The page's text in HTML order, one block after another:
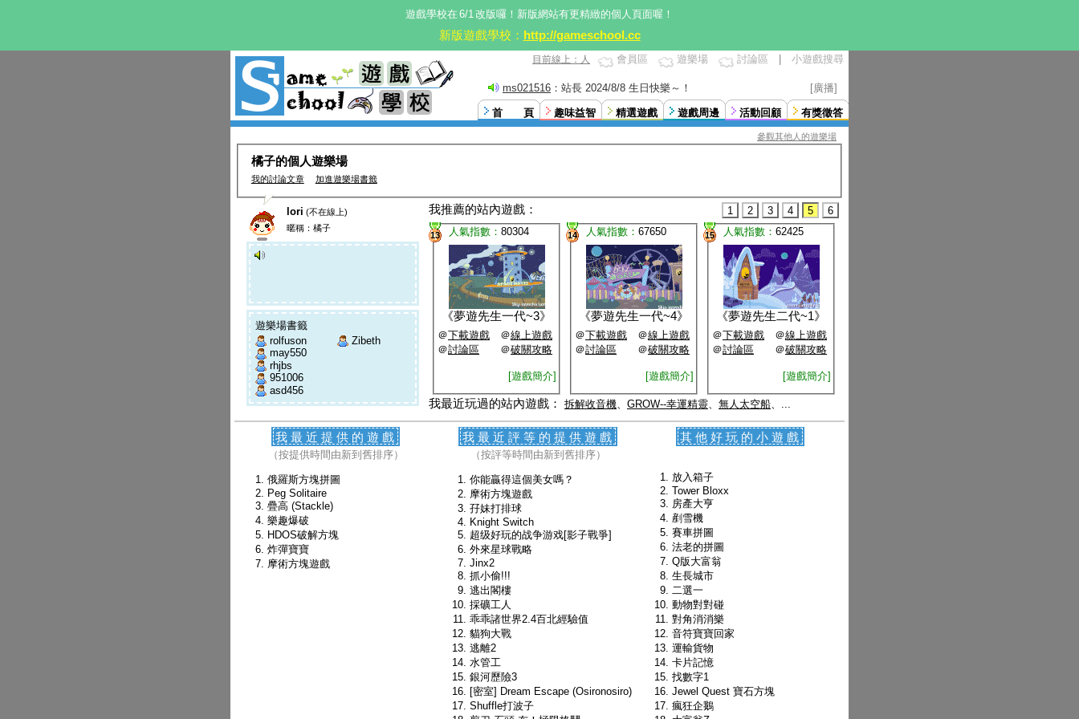
遊戲學校在 6/1改版囉！新版網站有更精緻的個人頁面喔！
新版遊戲學校： http://gameschool.cc
目前線上：人 會員區 遊樂場 討論區 小遊戲搜尋
ms021516 ：站長 2024/8/8 生日快樂～！ [廣播]
首 頁 趣味益智 精選遊戲 遊戲周邊 活動回顧 有獎徵答
參觀其他人的遊樂場
橘子的個人遊樂場
我的討論文章 加進遊樂場書籤
lori (不在線上)
暱稱：橘子
遊樂場書籤
rolfuson
may550
rhjbs
951006
asd456
Zibeth
我推薦的站內遊戲： 1 2 3 4 5 6
13 人氣指數： 80304
《夢遊先生一代~3》
＠下載遊戲 ＠線上遊戲
＠討論區 ＠破關攻略
[遊戲簡介]
14 人氣指數： 67650
《夢遊先生一代~4》
＠下載遊戲 ＠線上遊戲
＠討論區 ＠破關攻略
[遊戲簡介]
15 人氣指數： 62425
《夢遊先生二代~1》
＠下載遊戲 ＠線上遊戲
＠討論區 ＠破關攻略
[遊戲簡介]
我最近玩過的站內遊戲： 拆解收音機 GROW--幸運精靈 無人太空船
我最近提供的遊戲
（按提供時間由新到舊排序）
俄羅斯方塊拼圖
Peg Solitaire
疊高 (Stackle)
樂趣爆破
HDOS破解方塊
炸彈寶寶
摩術方塊遊戲
我最近評等的提供遊戲
（按評等時間由新到舊排序）
你能贏得這個美女嗎？
摩術方塊遊戲
孖妹打排球
Knight Switch
超级好玩的战争游戏[影子戰爭]
外來星球戰略
Jinx2
抓小偷!!!
逃出閣樓
採礦工人
乖乖諸世界2.4百北經驗值
貓狗大戰
逃離2
水管工
銀河歷險3
[密室] Dream Escape (Osironosiro)
Shuffle打波子
其他好玩的小遊戲
放入箱子
Tower Bloxx
房產大亨
剷雪機
賽車拼圖
法老的拼圖
Q版大富翁
生長城市
二選一
動物對對碰
對角消消樂
音符寶寶回家
運輸貨物
卡片記憶
找數字1
Jewel Quest 寶石方塊
瘋狂企鵝